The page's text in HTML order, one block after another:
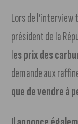
Lors de l’interview
président de la
les prix des
demande aux
que de vendre à